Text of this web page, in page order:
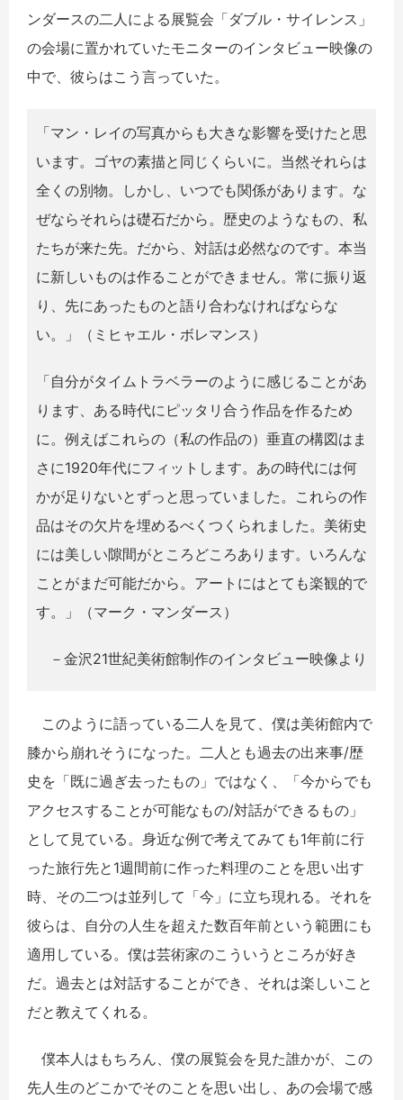
ンダースの二人による展覧会「ダブル・サイレンス」
の会場に置かれていたモニターのインタビュー映像の
中で、彼らはこう言っていた。
「マン・レイの写真からも大きな影響を受けたと思
います。ゴヤの素描と同じくらいに。当然それらは
全くの別物。しかし、いつでも関係があります。な
ぜならそれらは礎石だから。歴史のようなもの、私
たちが来た先。だから、対話は必然なのです。本当
に新しいものは作ることができません。常に振り返
り、先にあったものと語り合わなければならな
い。」（ミヒャエル・ボレマンス）
「自分がタイムトラベラーのように感じることがあ
ります、ある時代にピッタリ合う作品を作るため
に。例えばこれらの（私の作品の）垂直の構図はま
さに1920年代にフィットします。あの時代には何
かが足りないとずっと思っていました。これらの作
品はその欠片を埋めるべくつくられました。美術史
には美しい隙間がところどころあります。いろんな
ことがまだ可能だから。アートにはとても楽観的で
す。」（マーク・マンダース）
－金沢21世紀美術館制作のインタビュー映像より
このように語っている二人を見て、僕は美術館内で
膝から崩れそうになった。二人とも過去の出来事/歴
史を「既に過ぎ去ったもの」ではなく、「今からでも
アクセスすることが可能なもの/対話ができるもの」
として見ている。身近な例で考えてみても1年前に行
った旅行先と1週間前に作った料理のことを思い出す
時、その二つは並列して「今」に立ち現れる。それを
彼らは、自分の人生を超えた数百年前という範囲にも
適用している。僕は芸術家のこういうところが好き
だ。過去とは対話することができ、それは楽しいこと
だと教えてくれる。
僕本人はもちろん、僕の展覧会を見た誰かが、この
先人生のどこかでそのことを思い出し、あの会場で感